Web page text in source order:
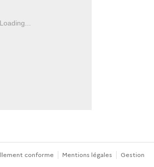
Loading...
conforme Mentions légales Gestion